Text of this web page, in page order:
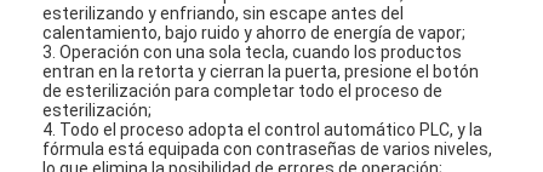
Visita a la fábrica
Control de Calidad
Contacto
esterilizando y enfriando, sin escape antes del
calentamiento, bajo ruido y ahorro de energía de vapor;
3. Operación con una sola tecla, cuando los productos
entran en la retorta y cierran la puerta, presione el botón
de esterilización para completar todo el proceso de
esterilización;
4. Todo el proceso adopta el control automático PLC, y la
fórmula está equipada con contraseñas de varios niveles,